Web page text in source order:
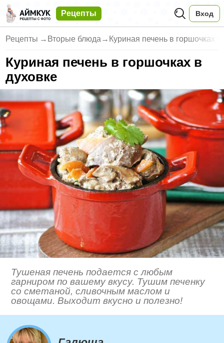
Рецепты Вход
Рецепты → Вторые блюда → Куриная печень в горшочках в
Куриная печень в горшочках в
духовке
Тушеная печень подается с любым
гарниром по вашему вкусу. Тушим печенку
со сметаной, сливочным маслом и
овощами. Выходит вкусно и полезно!